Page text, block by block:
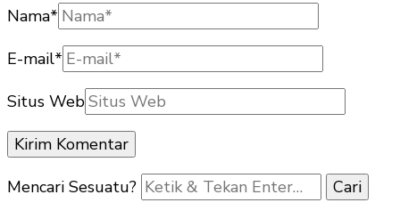
Nama*
E-mail*
Situs Web
Mencari Sesuatu?